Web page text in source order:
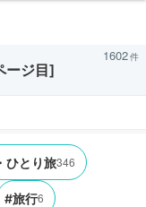
ージ目]
1602
ひとり旅346
#旅行6